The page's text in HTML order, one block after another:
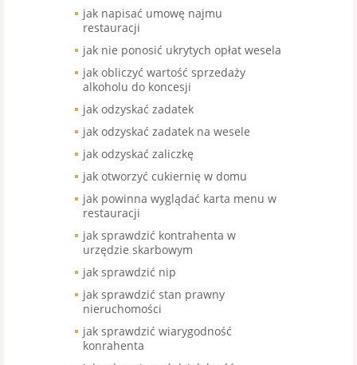
jak napisać umowę najmu
restauracji
jak nie ponosić ukrytych opłat wesela
jak obliczyć wartość sprzedaży
alkoholu do koncesji
jak odzyskać zadatek
jak odzyskać zadatek na wesele
jak odzyskać zaliczkę
jak otworzyć cukiernię w domu
jak powinna wyglądać karta menu w
restauracji
jak sprawdzić kontrahenta w
urzędzie skarbowym
jak sprawdzić nip
jak sprawdzić stan prawny
nieruchomości
jak sprawdzić wiarygodność
konrahenta